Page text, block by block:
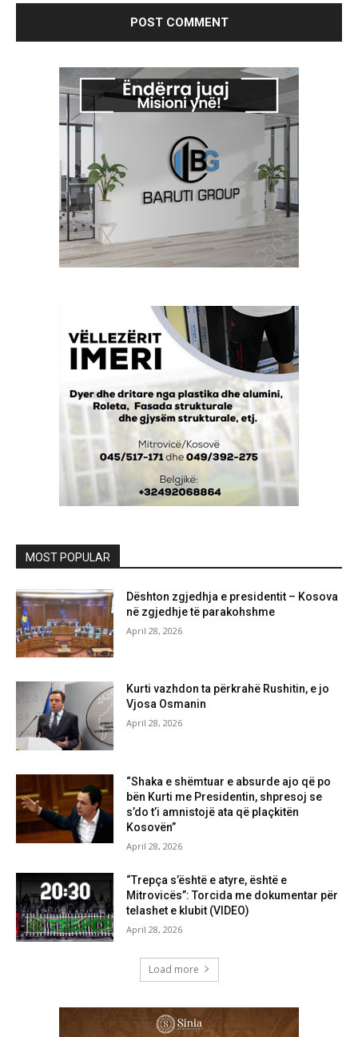
MOST POPULAR
Dështon zgjedhja e presidentit – Kosova
në zgjedhje të parakohshme
April 28, 2026
Kurti vazhdon ta përkrahë Rushitin, e jo
Vjosa Osmanin
April 28, 2026
“Shaka e shëmtuar e absurde ajo që po
bën Kurti me Presidentin, shpresoj se
s’do t’i amnistojë ata që plaçkitën
Kosovën”
April 28, 2026
“Trepça s’është e atyre, është e
Mitrovicës”: Torcida me dokumentar për
telashet e klubit (VIDEO)
April 28, 2026
Load more